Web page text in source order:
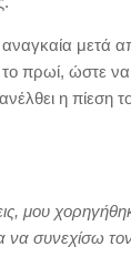
μετά
πρωί, ώστε
η πίεση
μου
να συνεχίσω